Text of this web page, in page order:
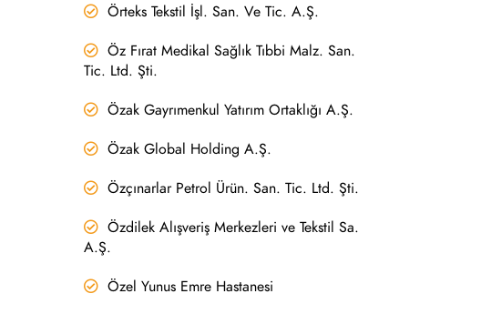
Örteks Tekstil İşl. San. Ve Tic. A.Ş.
Öz Fırat Medikal Sağlık Tıbbi Malz. San.
Tic. Ltd. Şti.
Özak Gayrımenkul Yatırım Ortaklığı A.Ş.
Özak Global Holding A.Ş.
Özçınarlar Petrol Ürün. San. Tic. Ltd. Şti.
Özdilek Alışveriş Merkezleri ve Tekstil Sa.
A.Ş.
Özel Yunus Emre Hastanesi